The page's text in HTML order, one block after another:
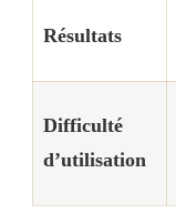
Résultats
Difficulté
d’utilisation